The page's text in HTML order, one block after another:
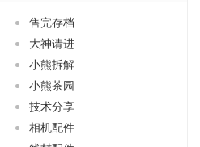
售完存档
大神请进
小熊拆解
小熊茶园
技术分享
相机配件